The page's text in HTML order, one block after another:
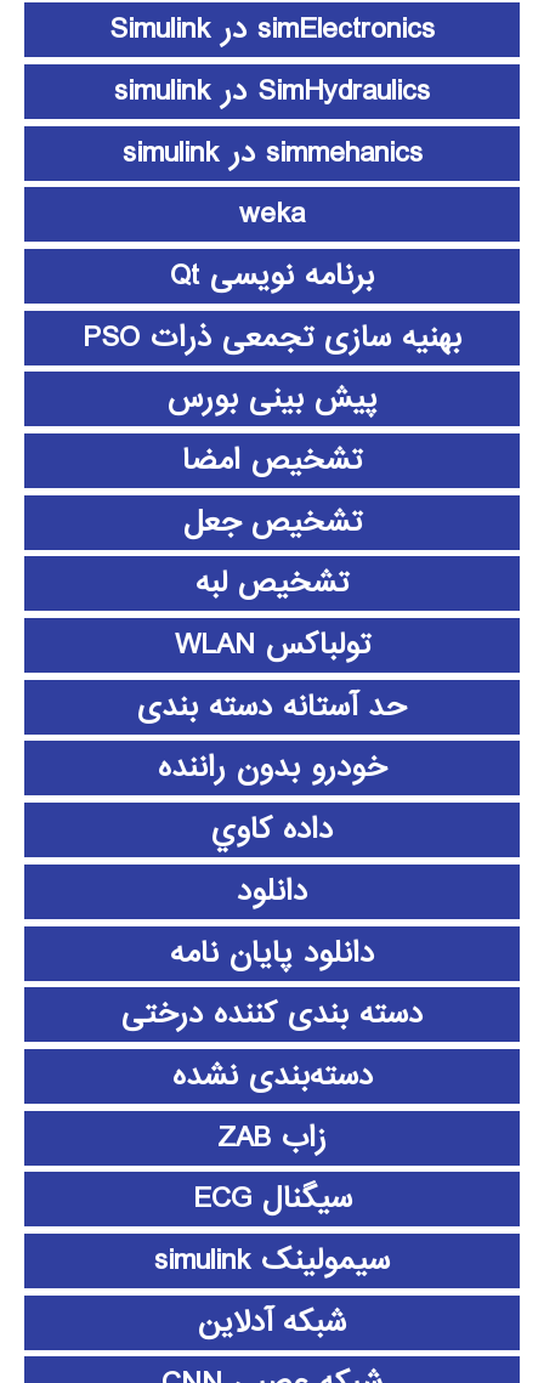
simElectronics در Simulink
SimHydraulics در simulink
simmehanics در simulink
weka
برنامه نویسی Qt
بهنیه سازی تجمعی ذرات PSO
پیش بینی بورس
تشخیص امضا
تشخیص جعل
تشخیص لبه
تولباکس WLAN
حد آستانه دسته بندی
خودرو بدون راننده
داده كاوي
دانلود
دانلود پايان نامه
دسته بندی کننده درختی
دسته‌بندی نشده
زاب ZAB
سیگنال ECG
سیمولینک simulink
شبکه آدلاین